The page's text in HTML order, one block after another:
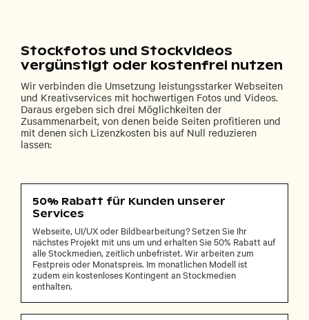
Stockfotos und Stockvideos
vergünstigt oder kostenfrei nutzen
Wir verbinden die Umsetzung leistungsstarker Webseiten
und Kreativservices mit hochwertigen Fotos und Videos.
Daraus ergeben sich drei Möglichkeiten der
Zusammenarbeit, von denen beide Seiten profitieren und
mit denen sich Lizenzkosten bis auf Null reduzieren
lassen:
50% Rabatt für Kunden unserer
Services
Webseite, UI/UX oder Bildbearbeitung? Setzen Sie Ihr
nächstes Projekt mit uns um und erhalten Sie 50% Rabatt auf
alle Stockmedien, zeitlich unbefristet. Wir arbeiten zum
Festpreis oder Monatspreis. Im monatlichen Modell ist
zudem ein kostenloses Kontingent an Stockmedien
enthalten.